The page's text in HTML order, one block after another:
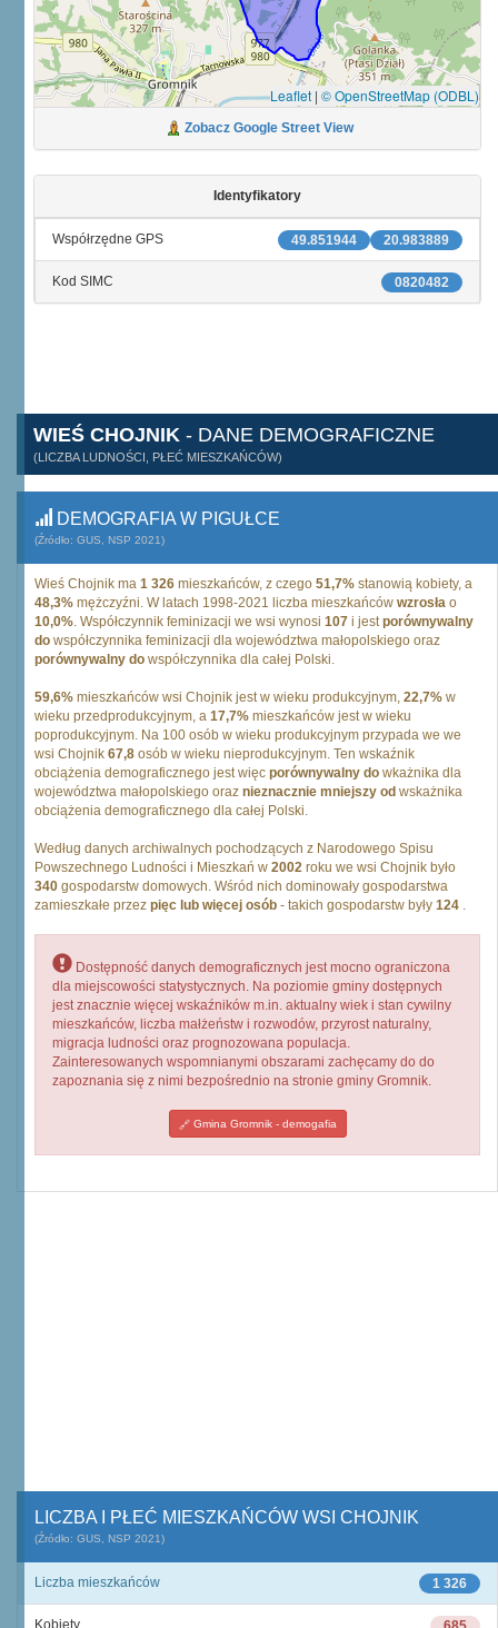
Leaflet | © OpenStreetMap (ODBL)
Zobacz Google Street View
Identyfikatory
20.983889
49.851944
Współrzędne GPS
0820482
Kod SIMC
WIEŚ CHOJNIK - DANE DEMOGRAFICZNE
(LICZBA LUDNOŚCI, PŁEĆ MIESZKAŃCÓW)
DEMOGRAFIA W PIGUŁCE
(Źródło: GUS, NSP 2021)
Wieś Chojnik ma 1 326 mieszkańców, z czego 51,7% stanowią kobiety, a
48,3% mężczyźni. W latach 1998-2021 liczba mieszkańców wzrosła o
10,0%. Współczynnik feminizacji we wsi wynosi 107 i jestporównywalny
do współczynnika feminizacji dla województwa małopolskiego oraz
porównywalny do współczynnika dla całej Polski.
59,6% mieszkańców wsi Chojnik jest w wieku produkcyjnym, 22,7% w
wieku przedprodukcyjnym, a 17,7% mieszkańców jest w wieku
poprodukcyjnym. Na 100 osób w wieku produkcyjnym przypada we we
wsi Chojnik 67,8 osób w wieku nieprodukcyjnym. Ten wskaźnik
obciążenia demograficznego jest więc porównywalny do wkażnika dla
województwa małopolskiego oraz nieznacznie mniejszy od wskażnika
obciążenia demograficznego dla całej Polski.
Według danych archiwalnych pochodzących z Narodowego Spisu
Powszechnego Ludności i Mieszkań w 2002 roku we wsi Chojnik było
340 gospodarstw domowych. Wśród nich dominowały gospodarstwa
zamieszkałe przez pięc lub więcej osób - takich gospodarstw były 124 .
Dostępność danych demograficznych jest mocno ograniczona
dla miejscowości statystycznych. Na poziomie gminy dostępnych
jest znacznie więcej wskaźników m.in. aktualny wiek i stan cywilny
mieszkańców, liczba małżeństw i rozwodów, przyrost naturalny,
migracja ludności oraz prognozowana populacja.
Zainteresowanych wspomnianymi obszarami zachęcamy do do
zapoznania się z nimi bezpośrednio na stronie gminy Gromnik.
Gmina Gromnik - demogafia
LICZBA I PŁEĆ MIESZKAŃCÓW WSI CHOJNIK
(Źródło: GUS, NSP 2021)
1 326
Liczba mieszkańców
Kobiety